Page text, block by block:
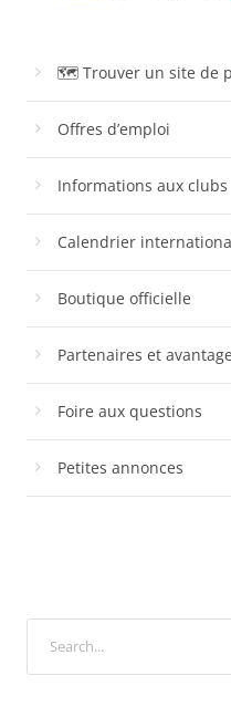
🗺 Trouver un site de
Offres d’emploi
Informations aux clubs
Calendrier
Boutique officielle
Partenaires et
Foire aux questions
Petites annonces